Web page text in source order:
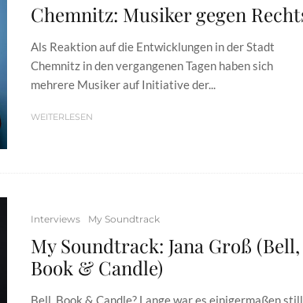
Chemnitz: Musiker gegen
Als Reaktion auf die Entwicklungen in der Stadt
Chemnitz in den vergangenen Tagen haben sich
mehrere Musiker auf Initiative der...
WEITERLESEN
Interviews My Soundtrack
My Soundtrack: Jana Groß (Bell,
Book & Candle)